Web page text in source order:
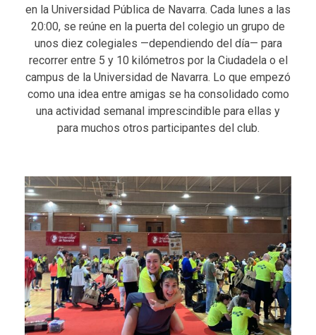
en la Universidad Pública de Navarra. Cada lunes a las
20:00, se reúne en la puerta del colegio un grupo de
unos diez colegiales —dependiendo del día— para
recorrer entre 5 y 10 kilómetros por la Ciudadela o el
campus de la Universidad de Navarra. Lo que empezó
como una idea entre amigas se ha consolidado como
una actividad semanal imprescindible para ellas y
para muchos otros participantes del club.